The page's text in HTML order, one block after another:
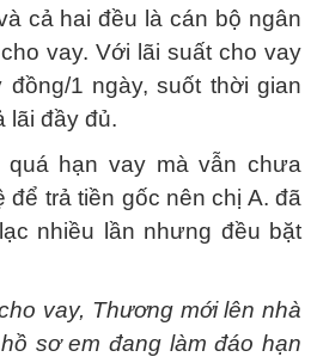
cả hai đều là cán bộ ngân
vay. Với lãi suất cho vay
đồng/1 ngày, suốt thời gian
lãi đầy đủ.
quá hạn vay mà vẫn chưa
trả tiền gốc nên chị A. đã
nhiều lần nhưng đều bặt
vay, Thương mới lên nhà
sơ em đang làm đáo hạn